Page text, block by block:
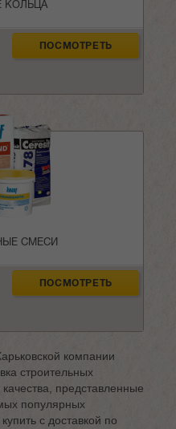
КОЛЬЦА
ПОСМОТРЕТЬ
СМЕСИ
ПОСМОТРЕТЬ
компании
строительных
представленные
популярных
с доставкой по